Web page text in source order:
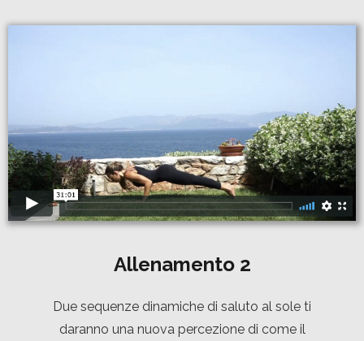
Allenamento 2
Due sequenze dinamiche di saluto al sole ti
daranno una nuova percezione di come il